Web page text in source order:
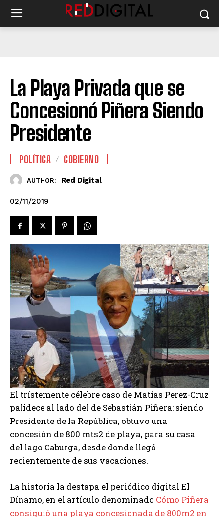
La Playa Privada que se
Concesionó Piñera Siendo
Presidente
POLÍTICA GOBIERNO
AUTHOR: Red Digital
02/11/2019
El trístemente célebre caso de Matías Perez-Cruz
palidece al lado del de Sebastián Piñera: siendo
Presidente de la República, obtuvo una
concesión de 800 mts2 de playa, para su casa
del lago Caburga, desde donde llegó
recientemente de sus vacaciones.
La historia la destapa el periódico digital El
Dínamo, en el artículo denominado Cómo Piñera
consiguió una playa concesionada de 800m2 en